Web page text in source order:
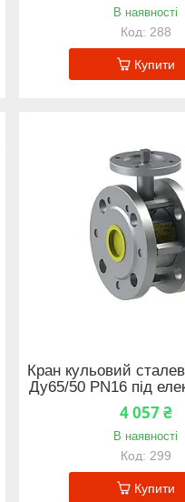
В наявності
288
Купити
Кран кульовий
Ду65/50 PN16 під
4 057 ₴
В наявності
299
Купити